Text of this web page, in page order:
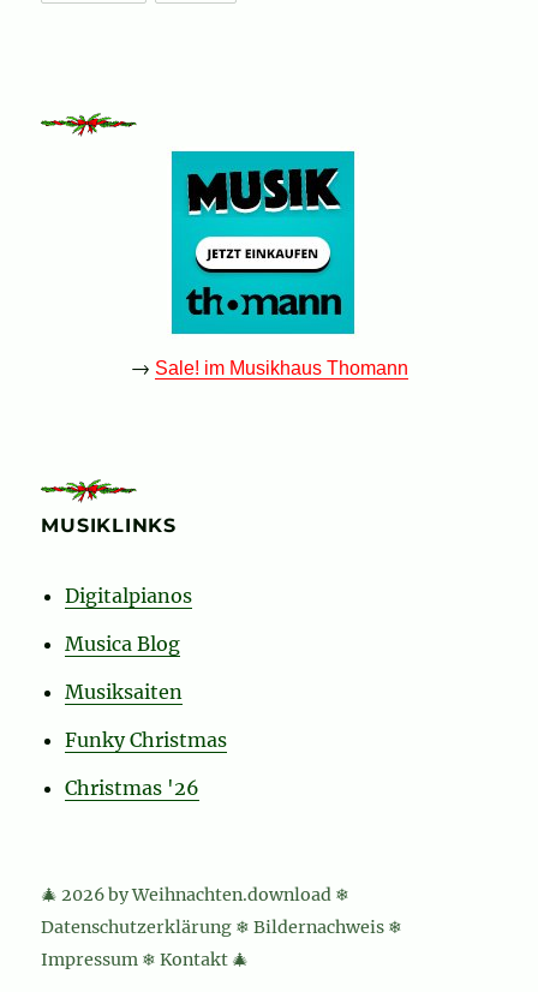
→ Sale! im Musikhaus Thomann
MUSIKLINKS
Digitalpianos
Musica Blog
Musiksaiten
Funky Christmas
Christmas '26
🎄 2026 by Weihnachten.download ❄
Datenschutzerklärung ❄Bildernachweis ❄
Impressum ❄Kontakt 🎄